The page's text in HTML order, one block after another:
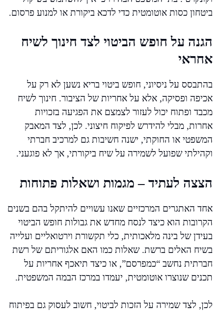
ביטחון כסות אוטומטית כדי לדכא ביקורת או למנוע פרסום.
הגנה על חופש הביטוי לצד חינוך לשיח
אחראי
בהתבסס על ניסיוני, חופש ביטוי בריא נשען לא רק על
אכיפה ופסיקה, אלא על אחריות של הציבור. חינוך לשיח
מכבד ופתוח יכול לעזור לצמצם את הפגיעה בזכויות
אחרות, מבלי להידרש לפיקוח חיצוני. לכן, לצד המאבק
המשפטי או החוקתי, ישנה חשיבות גם למרכיב חברתי
וקהילתי שפועל לשמירה על שיח ביקורתי, אך לא פוגעני.
הצצה לעתיד – מגמות ושאלות פתוחות
אחד האתגרים המרכזיים שאנו עשויים להיתקל בהם בשנים
הקרובות הוא כיצד לנסח מחדש את גבולות חופש הביטוי
בעידן של בינה מלאכותית, כלי תקשורת וירטואליים ועלייה
בשיח האלים ברשת. שאלות כמו האם אלגוריתם של רשת
חברתית נחשב “כמפרסם”, או כיצד תיאכף אחריות על
תכנים שנוצרו אוטומטית, יעמדו במרכז הבמה המשפטית.
לכן, לצד שמירה על הזכות לביטוי, חשוב לעסוק גם בפיתוח